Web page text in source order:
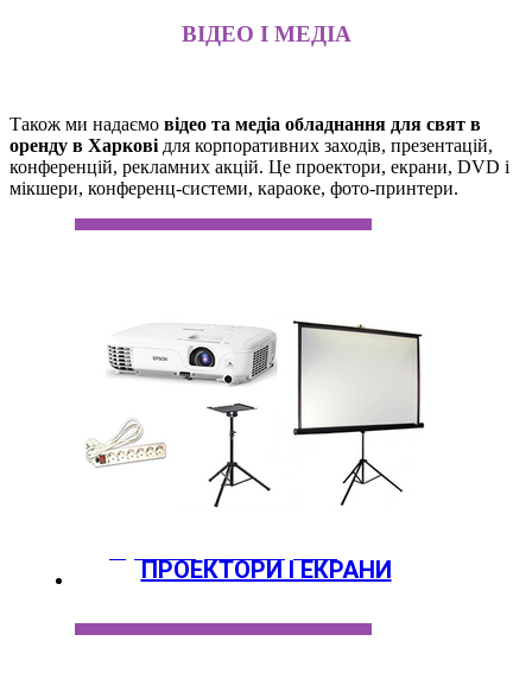
ВІДЕО І МЕДІА
Також ми надаємо відео та медіа обладнання для свят в
оренду в Харкові для корпоративних заходів, презентацій,
конференцій, рекламних акцій. Це проектори, екрани, DVD і
мікшери, конференц-системи, караоке, фото-принтери.
ПРОЕКТОРИ І ЕКРАНИ